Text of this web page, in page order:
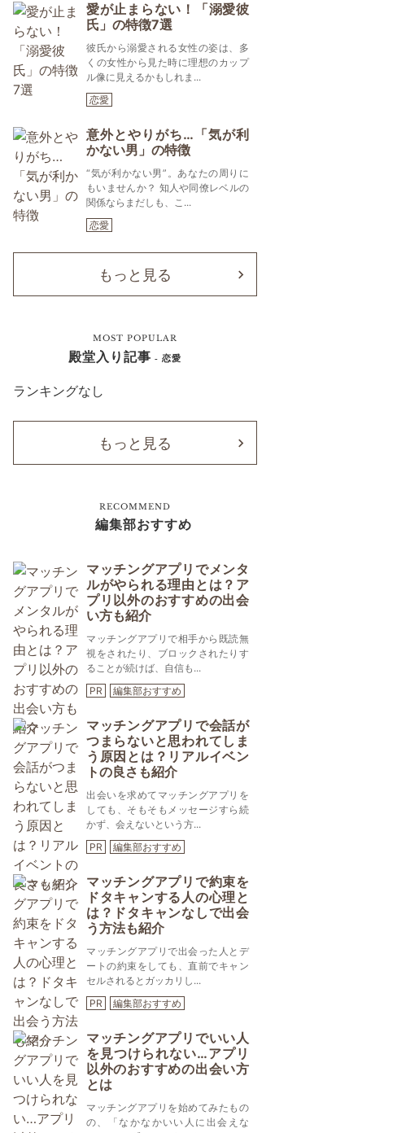
愛が止まらない！「溺愛彼
氏」の特徴7選
彼氏から溺愛される女性の姿は、多
くの女性から見た時に理想のカップ
ル像に見えるかもしれま...
恋愛
意外とやりがち…「気が利
かない男」の特徴
“気が利かない男”。あなたの周りに
もいませんか？ 知人や同僚レベルの
関係ならまだしも、こ...
恋愛
もっと見る
MOST POPULAR
殿堂入り記事 - 恋愛
ランキングなし
もっと見る
RECOMMEND
編集部おすすめ
マッチングアプリでメンタ
ルがやられる理由とは？ア
プリ以外のおすすめの出会
い方も紹介
マッチングアプリで相手から既読無
視をされたり、ブロックされたりす
ることが続けば、自信も...
PR
編集部おすすめ
マッチングアプリで会話が
つまらないと思われてしま
う原因とは？リアルイベン
トの良さも紹介
出会いを求めてマッチングアプリを
しても、そもそもメッセージすら続
かず、会えないという方...
PR
編集部おすすめ
マッチングアプリで約束を
ドタキャンする人の心理と
は？ドタキャンなしで出会
う方法も紹介
マッチングアプリで出会った人とデ
ートの約束をしても、直前でキャン
セルされるとガッカリし...
PR
編集部おすすめ
マッチングアプリでいい人
を見つけられない…アプリ
以外のおすすめの出会い方
とは
マッチングアプリを始めてみたもの
の、「なかなかいい人に出会えな